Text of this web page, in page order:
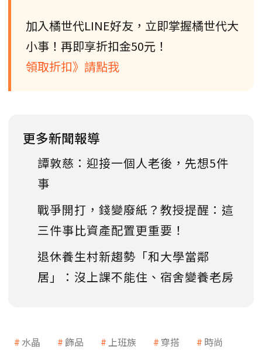
加入橘世代LINE好友，立即掌握橘世代大
小事！再即享折扣金50元！
領取折扣》請點我
更多新聞報導
譚敦慈：迎接一個人老後，先想5件
事
戰爭開打，錢變廢紙？教授提醒：這
三件事比資產配置更重要！
退休養生村新趨勢「和大學當鄰
居」：沒上課不能住、宿舍變養老房
水晶 飾品 上班族 穿搭
時尚